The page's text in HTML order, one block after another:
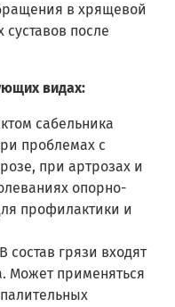
в хрящевой
после
видах:
сабельника
проблемах с
при артрозах и
опорно-
профилактики и
состав грязи входят
Может применяться